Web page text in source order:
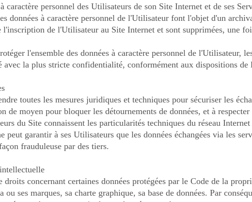
caractère personnel des Utilisateurs de son Site Internet et de ses
données à caractère personnel de l'Utilisateur font l'objet d'un
l'inscription de l'Utilisateur au Site Internet et sont supprimées, une
l'ensemble des données à caractère personnel de l'Utilisateur,
avec la plus stricte confidentialité, conformément aux dispositions de
toutes les mesures juridiques et techniques pour sécuriser les
de moyen pour bloquer les détournements de données, et à
du Site connaissent les particularités techniques du réseau
peut garantir à ses Utilisateurs que les données échangées via les
frauduleuse par des tiers.
concernant certaines données protégées par le Code de la
ou ses marques, sa charte graphique, sa base de données. Par